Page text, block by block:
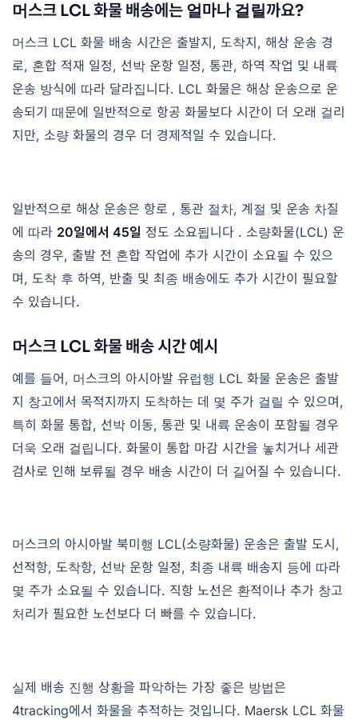
머스크 LCL 화물 배송에는 얼마나 걸릴까요?
머스크 LCL 화물 배송 시간은 출발지, 도착지, 해상 운송 경
로, 혼합 적재 일정, 선박 운항 일정, 통관, 하역 작업 및 내륙
운송 방식에 따라 달라집니다. LCL 화물은 해상 운송으로 운
송되기 때문에 일반적으로 항공 화물보다 시간이 더 오래 걸리
지만, 소량 화물의 경우 더 경제적일 수 있습니다.
일반적으로 해상 운송은 항로 , 통관 절차, 계절 및 운송 차질
에 따라 20일에서 45일 정도 소요됩니다 . 소량화물(LCL) 운
송의 경우, 출발 전 혼합 작업에 추가 시간이 소요될 수 있으
며, 도착 후 하역, 반출 및 최종 배송에도 추가 시간이 필요할
수 있습니다.
머스크 LCL 화물 배송 시간 예시
예를 들어, 머스크의 아시아발 유럽행 LCL 화물 운송은 출발
지 창고에서 목적지까지 도착하는 데 몇 주가 걸릴 수 있으며,
특히 화물 통합, 선박 이동, 통관 및 내륙 운송이 포함될 경우
더욱 오래 걸립니다. 화물이 통합 마감 시간을 놓치거나 세관
검사로 인해 보류될 경우 배송 시간이 더 길어질 수 있습니다.
머스크의 아시아발 북미행 LCL(소량화물) 운송은 출발 도시,
선적항, 도착항, 선박 운항 일정, 최종 내륙 배송지 등에 따라
몇 주가 소요될 수 있습니다. 직항 노선은 환적이나 추가 창고
처리가 필요한 노선보다 더 빠를 수 있습니다.
실제 배송 진행 상황을 파악하는 가장 좋은 방법은
4tracking에서 화물을 추적하는 것입니다. Maersk LCL 화물